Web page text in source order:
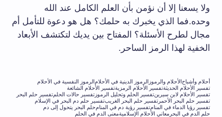
ولا يسعنا إلا أن نؤمن بأن العلم الكامل عند الله
وحده.فما الذي يخبرك به حلمك؟ هل هو دعوة للتأمل أم
مجال لطرح الأسئلة؟ المفتاح بين يديك لتكتشف الأبعاد
الخفية لهذا الرمز الساحر.
أحلام وأشباحالأحلام والرموز الرموز الدينية في الأحلامالرموز النفسية في الأحلام
تفسير الأحلام الحديثةتفسير الأحلام الرمزيةتفسير الأحلام الشائعة
تفسير الأحلام لابن سيرينتفسير الحلم وتحليل الرموز تفسير حالات الحلمتفسير حلم البحر
تفسير حلم البحر الأحمر تفسير حلم البحر الغريبتفسير حلم دم البحر في الإسلام
تفسير رؤيا الدماء في المنامتفسير رؤية دم في المنامحلم البحر يتحول إلى دم
حلم الدم في البحر معاني الأحلام الإسلاميةمعنى الدم في الحلم